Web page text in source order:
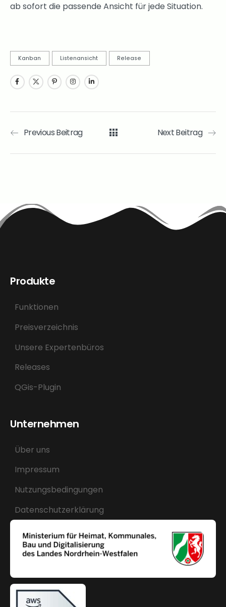
ab sofort die passende Ansicht für jede Situation.
Kanban Listenansicht Release
Previous Beitrag Next Beitrag
Produkte
Funktionen
Preisverzeichnis
Unsere Expertenbüros
Releases
QGis-Plugin
Unternehmen
Über uns
Impressum
Nutzungsbedingungen
Datenschutzerklärung